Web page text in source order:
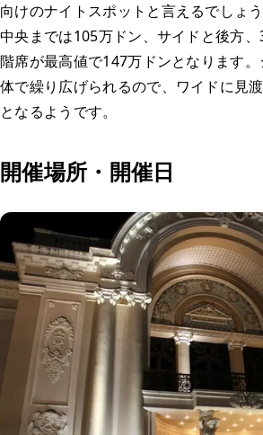
向けのナイトスポットと言えるでしょ
中央までは105万ドン、サイドと後方
階席が最高値で147万ドンとなります
体で繰り広げられるので、ワイドに見
となるようです。
開催場所・開催日